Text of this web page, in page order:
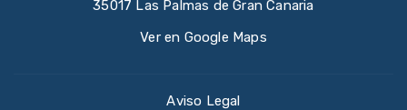
35017 Las Palmas de Gran Canaria
Ver en Google Maps
Aviso Legal